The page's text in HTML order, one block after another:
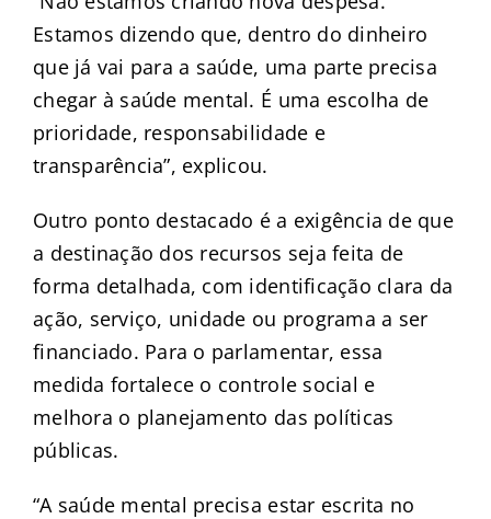
Estamos dizendo que, dentro do dinheiro
que já vai para a saúde, uma parte precisa
chegar à saúde mental. É uma escolha de
prioridade, responsabilidade e
transparência”, explicou.
Outro ponto destacado é a exigência de que
a destinação dos recursos seja feita de
forma detalhada, com identificação clara da
ação, serviço, unidade ou programa a ser
financiado. Para o parlamentar, essa
medida fortalece o controle social e
melhora o planejamento das políticas
públicas.
“A saúde mental precisa estar escrita no